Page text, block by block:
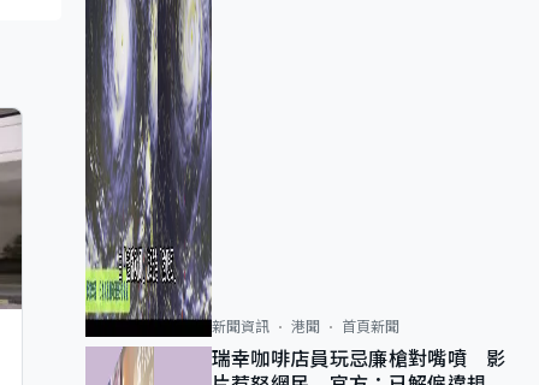
新聞資訊 港聞 首頁新聞
瑞幸咖啡店員玩忌廉槍對嘴噴 影